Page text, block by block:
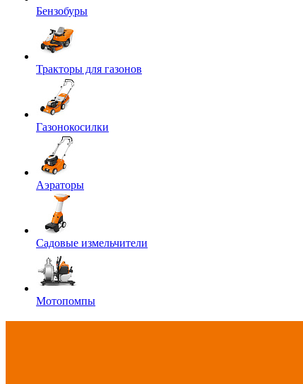
Бензобуры
Тракторы для газонов
Газонокосилки
Аэраторы
Садовые измельчители
Мотопомпы